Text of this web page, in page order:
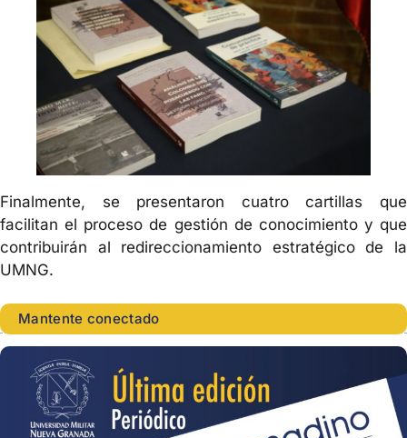
Finalmente, se presentaron cuatro cartillas que
facilitan el proceso de gestión de conocimiento y que
contribuirán al redireccionamiento estratégico de la
UMNG.
Mantente conectado